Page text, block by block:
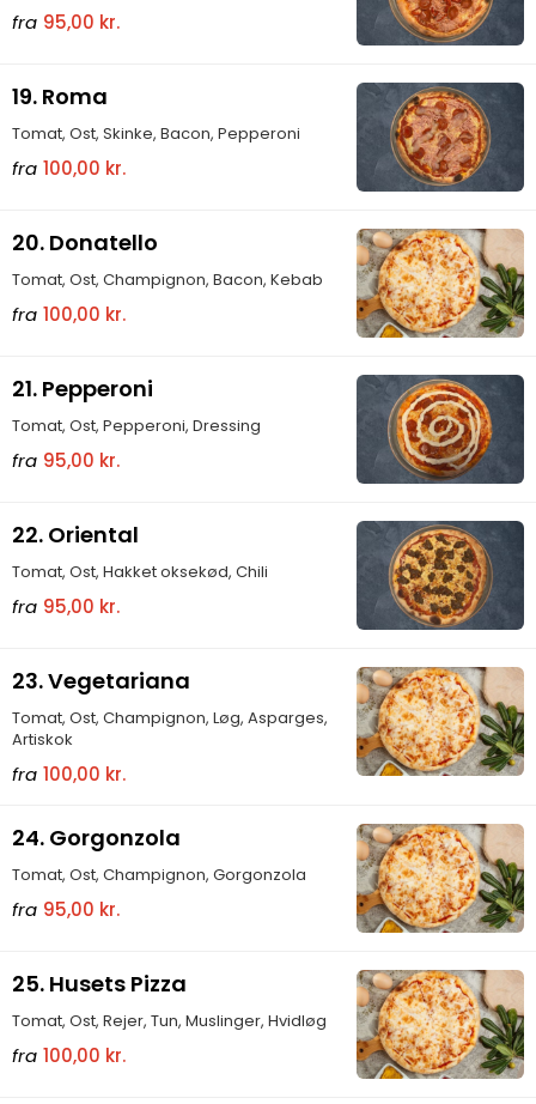
fra 95,00 kr.
19. Roma
Tomat, Ost, Skinke, Bacon, Pepperoni
fra 100,00 kr.
20. Donatello
Tomat, Ost, Champignon, Bacon, Kebab
fra 100,00 kr.
21. Pepperoni
Tomat, Ost, Pepperoni, Dressing
fra 95,00 kr.
22. Oriental
Tomat, Ost, Hakket oksekød, Chili
fra 95,00 kr.
23. Vegetariana
Tomat, Ost, Champignon, Løg, Asparges,
Artiskok
fra 100,00 kr.
24. Gorgonzola
Tomat, Ost, Champignon, Gorgonzola
fra 95,00 kr.
25. Husets Pizza
Tomat, Ost, Rejer, Tun, Muslinger, Hvidløg
fra 100,00 kr.